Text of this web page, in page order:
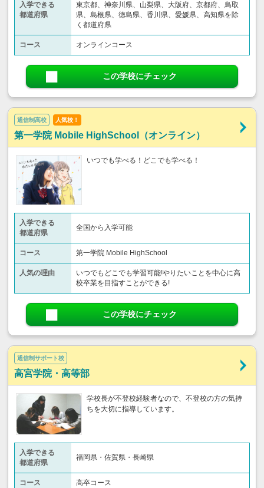
入学できる
都道府県
東京都、神奈川県、山梨県、大阪府、京都府、鳥取
県、島根県、徳島県、香川県、愛媛県、高知県を除
く都道府県
コース オンラインコース
この学校にチェック
通信制高校 人気校！
第一学院 Mobile HighSchool（オンライン）
いつでも学べる！どこでも学べる！
入学できる
都道府県
全国から入学可能
コース 第一学院 Mobile HighSchool
人気の理由
いつでもどこでも学習可能!やりたいことを中心に高
校卒業を目指すことができる!
この学校にチェック
通信制サポート校
高宮学院・高等部
学校長が不登校経験者なので、不登校の方の気持
ちを大切に指導しています。
入学できる
都道府県
福岡県・佐賀県・長崎県
コース
高卒コース